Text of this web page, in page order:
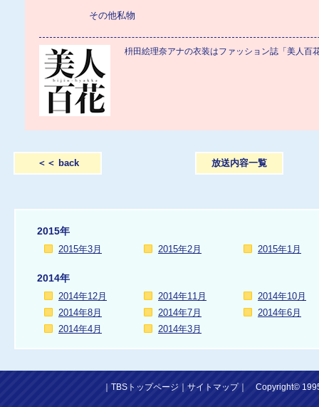
その他私物
枡田絵理奈アナの衣装はファッション誌「美人百
＜＜ back 放送内容一覧
2015年
2015年3月 2015年2月 2015年1月
2014年
2014年12月 2014年11月
2014年10月
2014年8月
2014年7月
2014年6月
2014年4月
2014年3月
TBSトップページ サイトマップ｜ Copyright©